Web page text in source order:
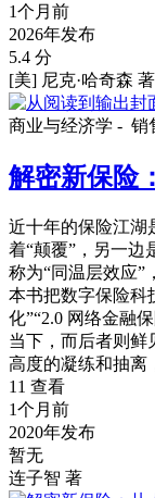
1个月前
2026年发布
5.4 分
[美] 尼克·哈奇森 著
商业与经济学 - 销
解密新保险
近十年的保险江湖
着“颠覆”，另一边
称为“同温层效应”
本书把数字保险科
化”“2.0 网络金融
当下，而后者则鲜
高度的凝练和抽离
11 查看
1个月前
2020年发布
暂无
连子智 著